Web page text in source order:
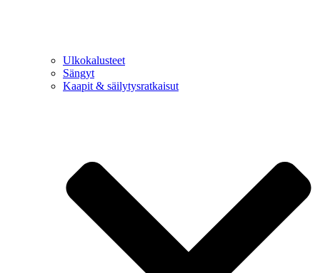
Ulkokalusteet
Sängyt
Kaapit & säilytysratkaisut